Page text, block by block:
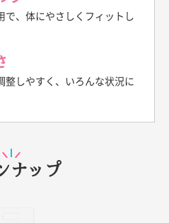
で、体にやさしくフィットし
整しやすく、いろんな状況に
ナップ